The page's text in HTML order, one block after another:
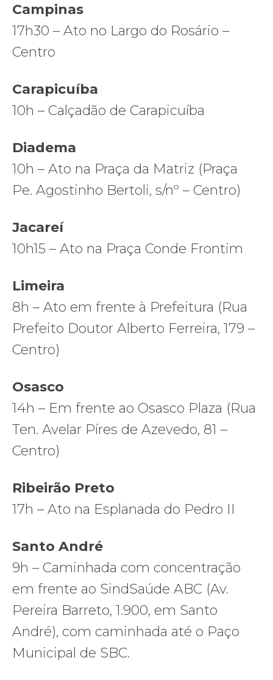
Campinas
17h30 – Ato no Largo do Rosário –
Centro
Carapicuíba
10h – Calçadão de Carapicuíba
Diadema
10h – Ato na Praça da Matriz (Praça
Pe. Agostinho Bertoli, s/nº – Centro)
Jacareí
10h15 – Ato na Praça Conde Frontim
Limeira
8h – Ato em frente à Prefeitura (Rua
Prefeito Doutor Alberto Ferreira, 179 –
Centro)
Osasco
14h – Em frente ao Osasco Plaza (Rua
Ten. Avelar Píres de Azevedo, 81 –
Centro)
Ribeirão Preto
17h – Ato na Esplanada do Pedro II
Santo André
9h – Caminhada com concentração
em frente ao SindSaúde ABC (Av.
Pereira Barreto, 1.900, em Santo
André), com caminhada até o Paço
Municipal de SBC.